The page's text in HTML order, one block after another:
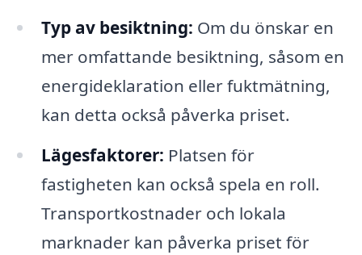
Typ av besiktning: Om du önskar en
mer omfattande besiktning, såsom en
energideklaration eller fuktmätning,
kan detta också påverka priset.
Lägesfaktorer: Platsen för
fastigheten kan också spela en roll.
Transportkostnader och lokala
marknader kan påverka priset för